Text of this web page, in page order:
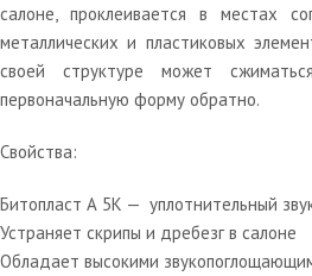
салоне, проклеивается в местах
металлических и пластиковых
своей структуре может
первоначальную форму обратно.
Свойства:
Битопласт А 5К — уплотнительный
Устраняет скрипы и дребезг в салоне
Обладает высокими